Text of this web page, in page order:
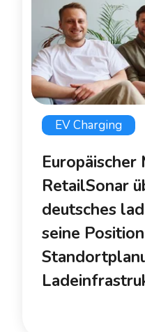
EV Charging
RetailSonar
deutsches
seine